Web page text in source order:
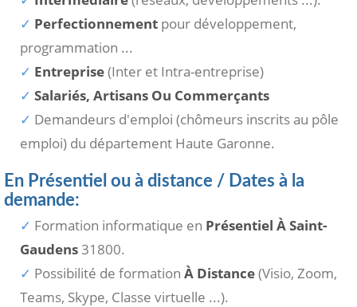
Perfectionnement pour développement,
programmation ...
Entreprise(Inter et Intra-entreprise)
Salariés, Artisans Ou Commerçants
Demandeurs d'emploi (chômeurs inscrits au pôle
emploi) du département Haute Garonne.
En Présentiel ou à distance / Dates à la
demande:
Formation informatique en Présentiel À Saint-
Gaudens31800.
Possibilité de formation À Distance(Visio, Zoom,
Teams, Skype, Classe virtuelle ...).